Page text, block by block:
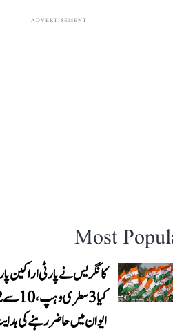
ADVERTISEMENT
Most
کانگریس نے پارٹی اراکین
ایوان میں حاضر رہنے کی